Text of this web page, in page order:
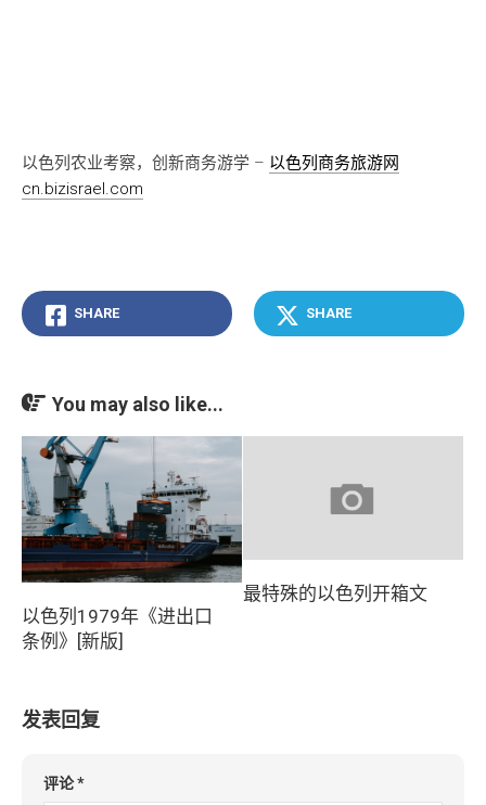
以色列农业考察，创新商务游学 – 以色列商务旅游网
cn.bizisrael.com
SHARE SHARE
You may also like...
以色列1979年《进出口
条例》[新版]
最特殊的以色列开箱文
发表回复
评论*